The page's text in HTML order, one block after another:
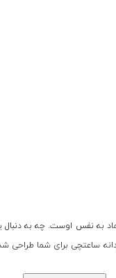
به نفس اوست. چه به
ساعتچی برای شما